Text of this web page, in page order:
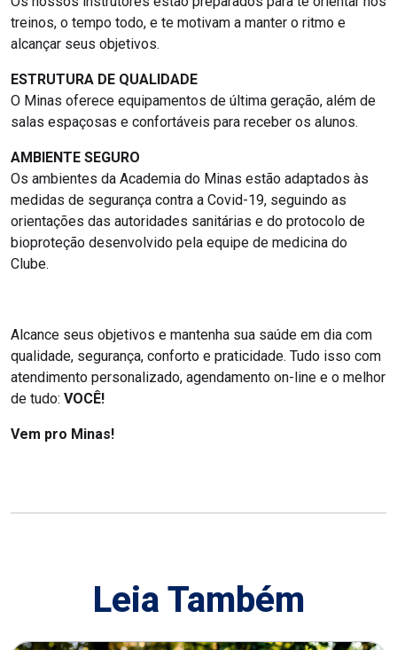
treinos, o tempo todo, e te motivam a manter o ritmo e
alcançar seus objetivos.
ESTRUTURA DE QUALIDADE
O Minas oferece equipamentos de última geração, além de
salas espaçosas e confortáveis para receber os alunos.
AMBIENTE SEGURO
Os ambientes da Academia do Minas estão adaptados às
medidas de segurança contra a Covid-19, seguindo as
orientações das autoridades sanitárias e do protocolo de
bioproteção desenvolvido pela equipe de medicina do
Clube.
Alcance seus objetivos e mantenha sua saúde em dia com
qualidade, segurança, conforto e praticidade. Tudo isso com
atendimento personalizado, agendamento on-line e o melhor
de tudo: VOCÊ!
Vem pro Minas!
Leia Também